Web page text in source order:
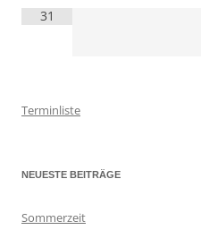
31
Terminliste
NEUESTE BEITRÄGE
Sommerzeit